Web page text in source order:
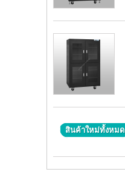
สินค้าใหม่ทั้งหมด